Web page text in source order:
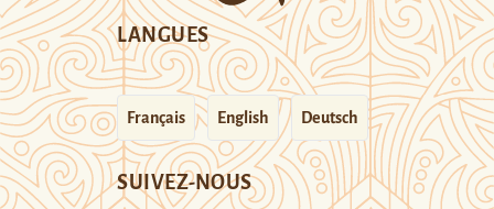
LANGUES
Français English Deutsch
SUIVEZ-NOUS